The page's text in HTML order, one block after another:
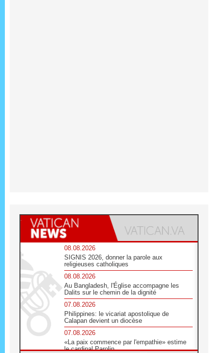
08.08.2026
SIGNIS 2026, donner la parole aux
religieuses catholiques
08.08.2026
Au Bangladesh, l'Église accompagne les
Dalits sur le chemin de la dignité
07.08.2026
Philippines: le vicariat apostolique de
Calapan devient un diocèse
07.08.2026
«La paix commence par l'empathie» estime
le cardinal Parolin